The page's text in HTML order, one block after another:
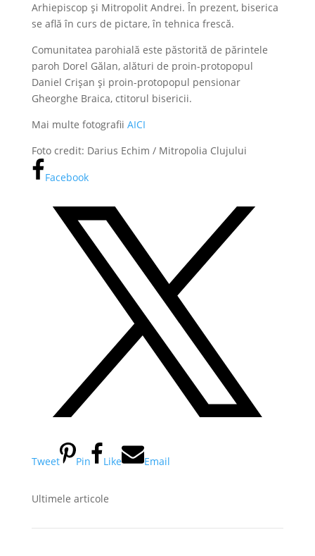
Arhiepiscop și Mitropolit Andrei. În prezent, biserica
se află în curs de pictare, în tehnica frescă.
Comunitatea parohială este păstorită de părintele
paroh Dorel Gălan, alături de proin-protopopul
Daniel Crișan și proin-protopopul pensionar
Gheorghe Braica, ctitorul bisericii.
Mai multe fotografii AICI
Foto credit: Darius Echim / Mitropolia Clujului
Facebook
Tweet Pin Like Email
Ultimele articole